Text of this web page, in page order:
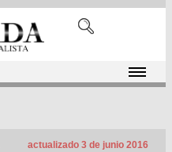
actualizado 3 de junio 2016